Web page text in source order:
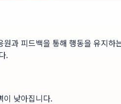
과 피드백을 통해 행동을 유지
.
이 낮아집니다.